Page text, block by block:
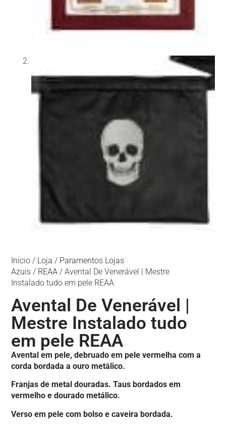
Início / Loja / Paramentos Lojas
Azuis / REAA / Avental De Venerável | Mestre
Instalado tudo em pele REAA
Avental De Venerável |
Mestre Instalado tudo
em pele REAA
Avental em pele, debruado em pele vermelha com a
corda bordada a ouro metálico.
Franjas de metal douradas. Taus bordados em
vermelho e dourado metálico.
Verso em pele com bolso e caveira bordada.